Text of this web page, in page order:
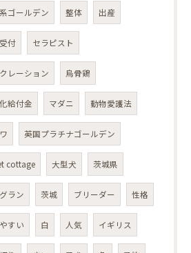
ゴールデン 整体 出産
付 セラピスト
レーション 烏骨鶏
給付金 マダニ 動物愛護法
英国プラチナゴールデン
cottage 大型犬 茨城県
ラン 茨城 ブリーダー 性格
すい 白 人気 イギリス